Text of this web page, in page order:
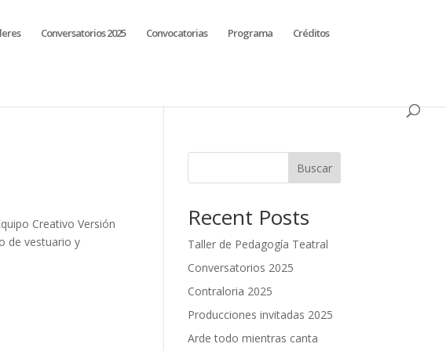
Conversatorios 2025 Convocatorias Programa Créditos
Creativo Versión
de vestuario y
Buscar
Recent Posts
Taller de Pedagogía Teatral
Conversatorios 2025
Contraloria 2025
Producciones invitadas 2025
Arde todo mientras canta